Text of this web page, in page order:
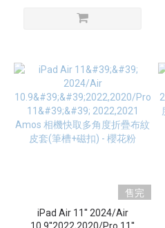
售完
iPad Air 11'' 2024/Air